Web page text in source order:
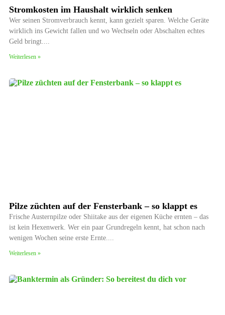
Stromkosten im Haushalt wirklich senken
Wer seinen Stromverbrauch kennt, kann gezielt sparen. Welche Geräte
wirklich ins Gewicht fallen und wo Wechseln oder Abschalten echtes
Geld bringt.
Weiterlesen »
Pilze züchten auf der Fensterbank – so klappt es
Frische Austernpilze oder Shiitake aus der eigenen Küche ernten – das
ist kein Hexenwerk. Wer ein paar Grundregeln kennt, hat schon nach
wenigen Wochen seine erste Ernte.
Weiterlesen »